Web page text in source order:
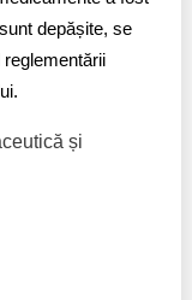
depășite, se
și